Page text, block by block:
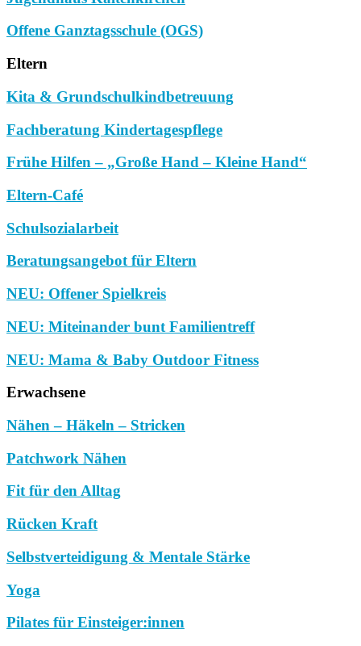
Offene Ganztagsschule (OGS)
Eltern
Kita & Grundschulkindbetreuung
Fachberatung Kindertagespflege
Frühe Hilfen – „Große Hand – Kleine Hand“
Eltern-Café
Schulsozialarbeit
Beratungsangebot für Eltern
NEU: Offener Spielkreis
NEU: Miteinander bunt Familientreff
NEU: Mama & Baby Outdoor Fitness
Erwachsene
Nähen – Häkeln – Stricken
Patchwork Nähen
Fit für den Alltag
Rücken Kraft
Selbstverteidigung & Mentale Stärke
Yoga
Pilates für Einsteiger:innen